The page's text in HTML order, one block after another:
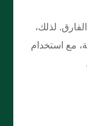
لذلك،
مع استخدام